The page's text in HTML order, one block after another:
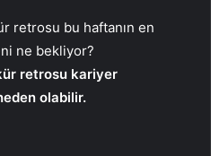
retrosu bu haftanın en
ne bekliyor?
retrosu kariyer
olabilir.